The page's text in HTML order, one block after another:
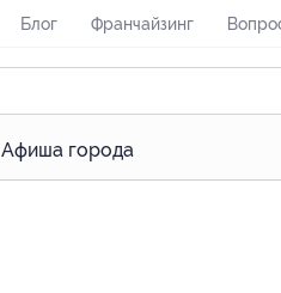
Блог Франчайзинг
Афиша города